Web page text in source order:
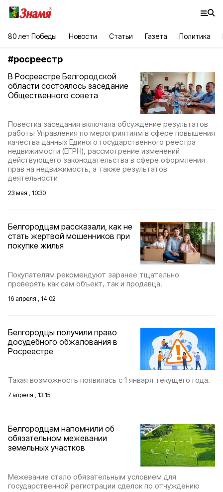
80 лет Победы Новости Статьи Газета Политика
#росреестр
В Росреестре Белгородской
области состоялось заседание
Общественного совета
Повестка заседания включала обсуждение результатов
работы Управления по мероприятиям в сфере повышения
качества данных Единого государственного реестра
недвижимости (ЕГРН), рассмотрение изменений
действующего законодательства в сфере оформления
прав на недвижимость, а также результатов
деятельности
23 мая , 10:30
Белгородцам рассказали, как не
стать жертвой мошенников при
покупке жилья
Покупателям рекомендуют заранее тщательно
проверять как сам объект, так и продавца.
16 апреля , 14:02
Белгородцы получили право
досудебного обжалования в
Росреестре
Такая возможность появилась с 1 января текущего года.
7 апреля , 13:15
Белгородцам напомнили об
обязательном межевании
земельных участков
Межевание стало обязательным условием для
государственной регистрации сделок по отчуждению